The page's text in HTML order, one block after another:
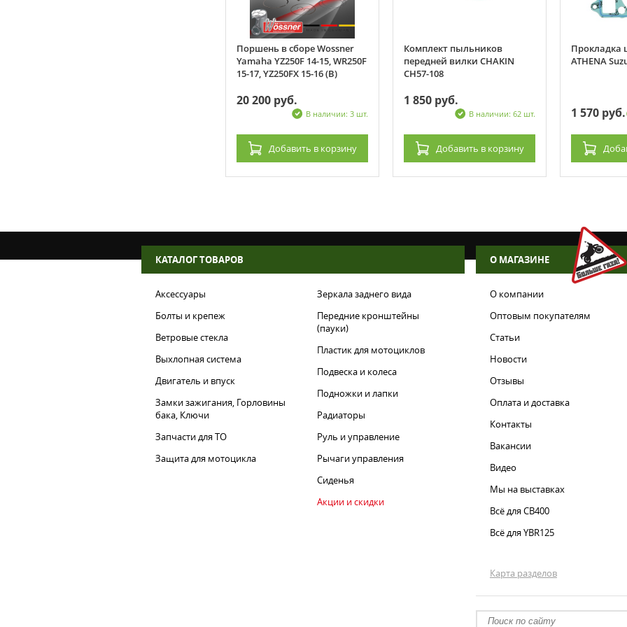
Поршень в сборе Wossner
Yamaha YZ250F 14-15, WR250F
15-17, YZ250FX 15-16 (B)
20 200 руб.
В наличии: 3 шт.
Добавить в корзину
Комплект пыльников
передней вилки CHAKIN
CH57-108
1 850 руб.
В наличии: 62 шт.
Добавить в корзину
Прокладка
ATHENA
1 570 руб.
КАТАЛОГ ТОВАРОВ
Аксессуары
Болты и крепеж
Ветровые стекла
Выхлопная система
Двигатель и впуск
Замки зажигания, Горловины
бака, Ключи
Запчасти для ТО
Защита для мотоцикла
Зеркала заднего вида
Передние кронштейны
(пауки)
Пластик для мотоциклов
Подвеска и колеса
Подножки и лапки
Радиаторы
Руль и управление
Рычаги управления
Сиденья
Акции и скидки
О МАГАЗИНЕ
О компании
Оптовым покупателям
Статьи
Новости
Отзывы
Оплата и доставка
Контакты
Вакансии
Видео
Мы на выставках
Всё для CB400
Всё для YBR125
Карта разделов